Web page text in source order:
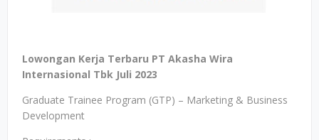
Lowongan Kerja Terbaru PT Akasha Wira
Internasional Tbk Juli 2023
Graduate Trainee Program (GTP) – Marketing & Business
Development